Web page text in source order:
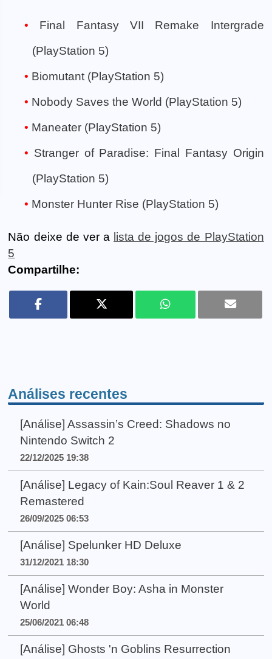
Final Fantasy VII Remake Intergrade
(PlayStation 5)
Biomutant (PlayStation 5)
Nobody Saves the World (PlayStation 5)
Maneater (PlayStation 5)
Stranger of Paradise: Final Fantasy Origin
(PlayStation 5)
Monster Hunter Rise (PlayStation 5)
Não deixe de ver a lista de jogos de PlayStation
5
Compartilhe:
Análises recentes
[Análise] Assassin’s Creed: Shadows no
Nintendo Switch 2
22/12/2025 19:38
[Análise] Legacy of Kain:Soul Reaver 1 & 2
Remastered
26/09/2025 06:53
[Análise] Spelunker HD Deluxe
31/12/2021 18:30
[Análise] Wonder Boy: Asha in Monster
World
25/06/2021 06:48
[Análise] Ghosts 'n Goblins Resurrection